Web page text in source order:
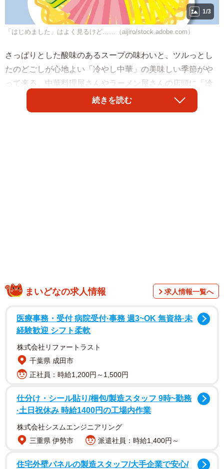
1/3
「はじめました」はよく見るけど……（aijiro/stock.adobe.com）
さっぱりとした酸味のあるスープの味わいと、ツルっとし
たのどごしが心地よい「冷やし中華」の美味しい季節がや
って来る。中華料理屋さんやラーメン屋さんの店頭に「冷
やし中華はじめました」の貼り紙が出る光景は、今や日本
の夏には欠かせない感さえある。ところが秋になっても
「冷やし中華はじめました」も、必ず出すわけじ
ゃない
東京都内で34店舗を展開する中華料理店「福しん」の代表
取締役、高橋順さんに伺った。
「『冷やし中華はじめました』の貼り紙を出す時期は4月中
旬から5月上旬の間です。『冷やし中華終わりました』の貼
り紙を出さない理由は、ポスターを貼れるスペースに限り
があるので、終わった告知よりも新しい商品の告知をした
いためです」
続きを読む
まいどなの求人情報 求人情報一覧へ
医療事務・受付 病院受付·事務 週3~OK 無資格·未
経験歓迎 シフト柔軟
株式会社リファートラスト
千葉県 成田市
正社員：時給1,200円～1,500円
仕分け・シール貼り/梱包/製造スタッフ 9時~勤務
·土日祝休み 時給1400円の工場内作業
株式会社シスムエンジニアリング
三重県 伊勢市
派遣社員：時給1,400円～
住宅外壁パネルの製造スタッフ/大手企業で安心/